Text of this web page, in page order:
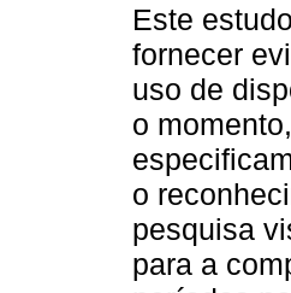
Este
fornecer
uso de
o
o
pesquisa
para a